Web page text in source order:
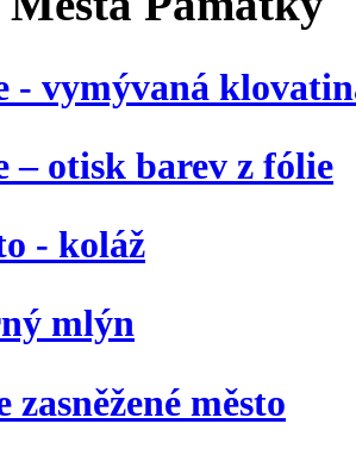
- vymývaná
– otisk barev z fólie
- koláž
mlýn
zasněžené město